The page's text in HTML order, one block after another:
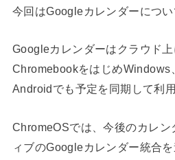
今回はGoogleカレンダーについ
Googleカレンダーはクラウド
ChromebookをはじめWindows
Androidでも予定を同期して利
ChromeOSでは、今後のカレン
ィブのGoogleカレンダー統合を